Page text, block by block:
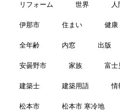
リフォーム 世界
伊那市 住まい 健康
全年齢 内窓 出版
安曇野市 家族 富士
建築士 建築用語 情
松本市 松本市 寒冷地